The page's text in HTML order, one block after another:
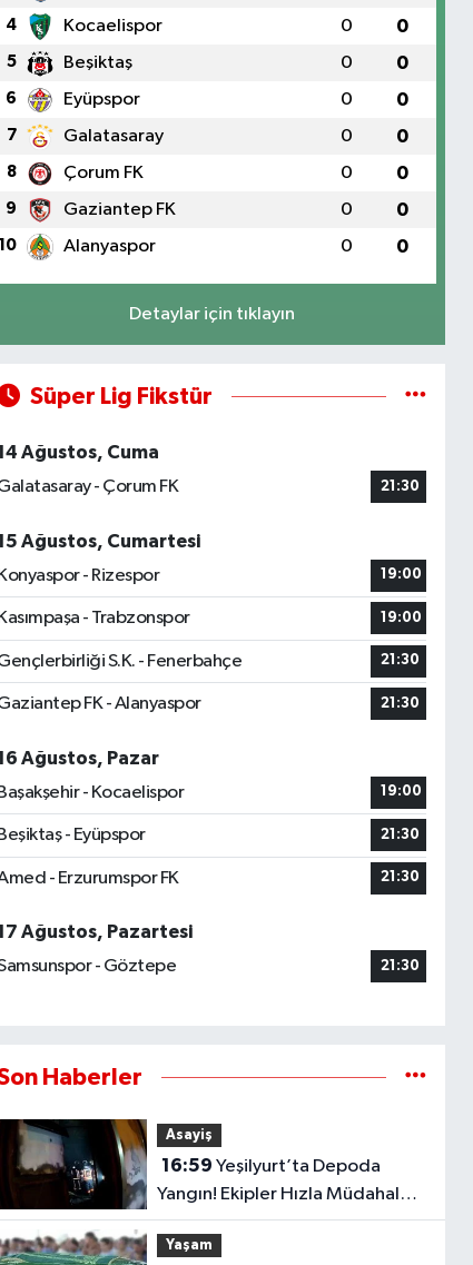
4 Kocaelispor 0 0
5 Beşiktaş 0 0
6 Eyüpspor 0 0
7 Galatasaray 0 0
8 Çorum FK 0 0
9 Gaziantep FK 0 0
10 Alanyaspor 0 0
Detaylar için tıklayın
Süper Lig Fikstür
Ağustos, Cuma
- Çorum FK
21:30
Ağustos, Cumartesi
Konyaspor - Rizespor
19:00
Kasımpaşa - Trabzonspor 19:00
S.K. - Fenerbahçe 21:30
FK - Alanyaspor 21:30
Ağustos, Pazar
Başakşehir - Kocaelispor
19:00
Beşiktaş - Eyüpspor 21:30
- Erzurumspor FK 21:30
Ağustos, Pazartesi
- Göztepe
21:30
Haberler
Asayiş
16:59
Yangın! Ekipler Hızla Müdahale
Etti
Yaşam